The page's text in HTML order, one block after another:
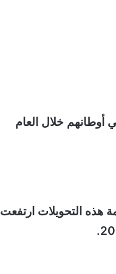
أوطانهم خلال العام
هذه التحويلات ارتفعت